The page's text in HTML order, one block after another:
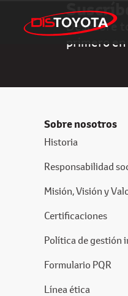
Descubre
primero
Sobre nosotros
Historia
Responsabilidad
Misión, Visión y
Certificaciones
Política de gestión
Formulario PQR
Línea ética